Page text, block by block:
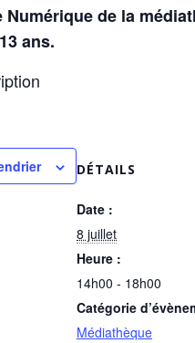
Numérique de la
ans.
DÉTAILS
Date :
8 juillet
Heure :
14h00 - 18h00
Catégorie
Médiathèque